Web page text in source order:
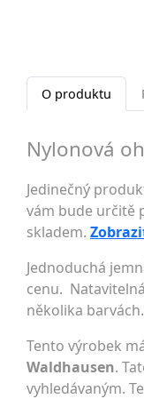
O produktu
Nylonová
Jedinečný
vám bude určitě
skladem.
Jednoduchá
cenu.
několika
Tento výrobek
Waldhausen.
vyhledávaným.